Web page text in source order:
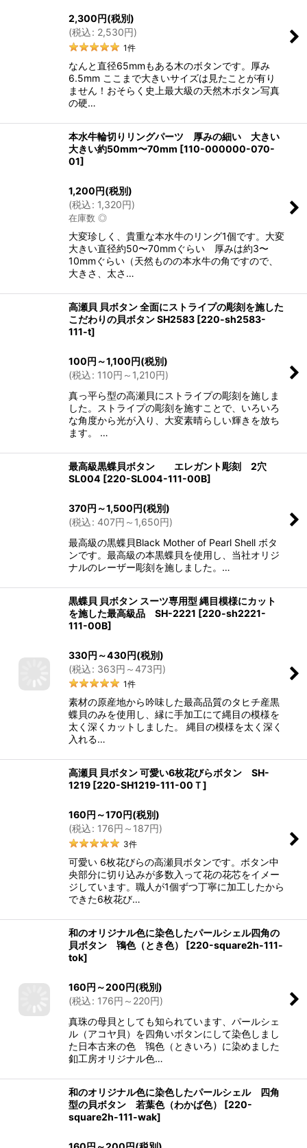
2,300円(税別)
(税込: 2,530円)
1件
なんと直径65mmもある木のボタンです。厚み
6.5mm ここまで大きいサイズは見たことが有り
ません！おそらく史上最大級の天然木ボタン写真
の硬…
本水牛輪切りリングパーツ 厚みの細い 大きい
大きい約50mm〜70mm [110-000000-070-
01]
1,200円(税別)
(税込: 1,320円)
在庫数 ◎
大変珍しく、貴重な本水牛のリング1個です。大変
大きい直径約50〜70mmぐらい 厚みは約3〜
10mmぐらい（天然ものの本水牛の角ですので、
大きさ、太さ…
高瀬貝 貝ボタン 全面にストライプの彫刻を施した
こだわりの貝ボタン SH2583 [220-sh2583-
111-t]
100円 ～1,100円(税別)
(税込: 110円 ～1,210円)
真っ平ら型の高瀬貝にストライプの彫刻を施しま
した。ストライプの彫刻を施すことで、いろいろ
な角度から光が入り、大変素晴らしい輝きを放ち
ます。 …
最高級黒蝶貝ボタン エレガント彫刻 2穴
SL004 [220-SL004-111-00B]
370円 ～1,500円(税別)
(税込: 407円 ～1,650円)
最高級の黒蝶貝Black Mother of Pearl Shell ボタ
ンです。最高級の本黒蝶貝を使用し、当社オリジ
ナルのレーザー彫刻を施しました。…
黒蝶貝 貝ボタン スーツ専用型 縄目模様にカット
を施した最高級品 SH-2221 [220-sh2221-
111-00B]
330円 ～430円(税別)
(税込: 363円 ～473円)
1件
素材の原産地から吟味した最高品質のタヒチ産黒
蝶貝のみを使用し、縁に手加工にて縄目の模様を
太く深くカットしました。 縄目の模様を太く深く
入れる…
高瀬貝 貝ボタン 可愛い6枚花びらボタン SH-
1219 [220-SH1219-111-00Ｔ]
160円 ～170円(税別)
(税込: 176円 ～187円)
3件
可愛い 6枚花びらの高瀬貝ボタンです。ボタン中
央部分に切り込みが多数入って花の花芯をイメー
ジしています。職人が1個ずつ丁寧に加工したから
できた6枚花び…
和のオリジナル色に染色したパールシェル四角の
貝ボタン 鴇色（とき色）
[220-square2h-111-
tok]
160円 ～200円(税別)
(税込: 176円 ～220円)
真珠の母貝としても知られています、パールシェ
ル（アコヤ貝）を四角いボタンにして染色しまし
た日本古来の色 鴇色（ときいろ）に染めました
釦工房オリジナル色…
和のオリジナル色に染色したパールシェル 四角
型の貝ボタン 若葉色（わかば色）
[220-
square2h-111-wak]